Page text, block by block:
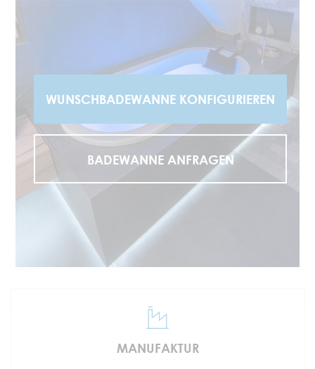
E
A
N
F
R
WUNSCHBADEWANNE KONFIGURIEREN
BADEWANNE ANFRAGEN
MANUFAKTUR